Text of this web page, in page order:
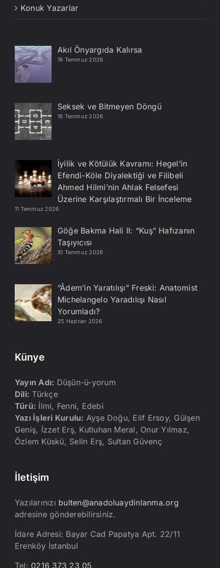
Konuk Yazarlar
Akıl Önyargıda Kalırsa
19 Temmuz 2026
Seksek ve Bitmeyen Döngü
18 Temmuz 2026
İyilik ve Kötülük Kavramı: Hegel’in
Efendi-Köle Diyalektiği ve Filibeli
Ahmed Hilmi’nin Ahlak Felsefesi
Üzerine Karşılaştırmalı Bir İnceleme
11 Temmuz 2026
Göğe Bakma Hali II: “Kuş” Hafızanın
Taşıyıcısı
10 Temmuz 2026
“Âdem’in Yaratılışı” Freski: Anatomist
Michelangelo Yaradılışı Nasıl
Yorumladı?
25 Haziran 2026
Künye
Yayın Adı: Düşün-ü-yorum
Dili: Türkçe
Türü: İlmi, Fenni, Edebi
Yazı İşleri Kurulu: Ayşe Doğu, Elif Ersoy, Gülşen
Geniş, İzzet Erş, Kutluhan Meral, Onur Yılmaz,
Özlem Küskü, Selin Erş, Sultan Güvenç
İletişim
Yazılarınızı bulten@anadoluaydinlanma.org
adresine gönderebilirsiniz.
İdare Adresi: Bayar Cad Papatya Apt. 22/11
Erenköy İstanbul
Tel: 0216 373 23 05